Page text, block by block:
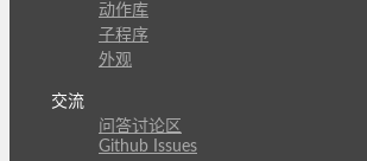
动作库
子程序
外观
交流
问答讨论区
Github Issues